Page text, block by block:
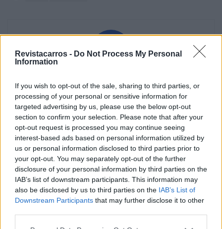
Revistacarros - Do Not Process My Personal
Information
If you wish to opt-out of the sale, sharing to third parties, or
processing of your personal or sensitive information for
targeted advertising by us, please use the below opt-out
section to confirm your selection. Please note that after your
opt-out request is processed you may continue seeing
interest-based ads based on personal information utilized by
us or personal information disclosed to third parties prior to
your opt-out. You may separately opt-out of the further
disclosure of your personal information by third parties on the
IAB’s list of downstream participants. This information may
also be disclosed by us to third parties on the IAB’s List of
Downstream Participants that may further disclose it to other
Vitor Mendes
Related Posts
Nissan prepara mudança histórica no